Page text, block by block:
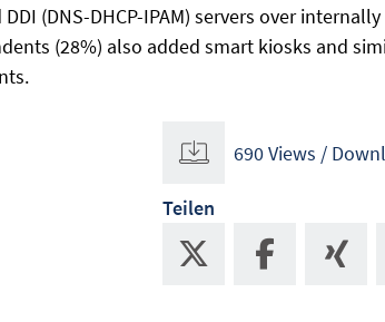
(DNS-DHCP-IPAM) servers over internally
(28%) also added smart kiosks and
690 Views /
Teilen